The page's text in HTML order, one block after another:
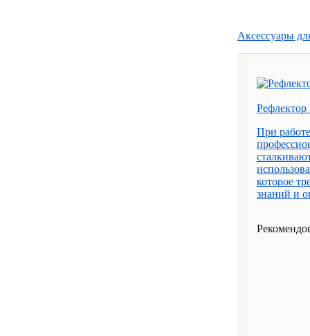
Аксессуары
Рефлектор
При
которое
знаний и